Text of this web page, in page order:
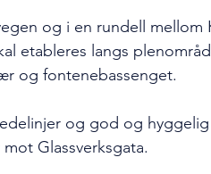
og i en rundell mellom
etableres langs
og fontenebassenget.
og god og
Glassverksgata.